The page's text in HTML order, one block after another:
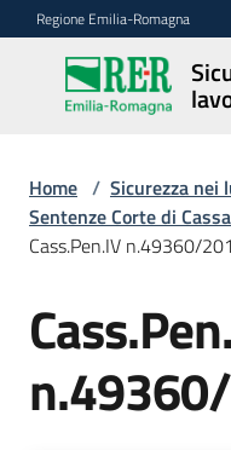
Vai al contenuto
Vai alla navigazione
Vai al footer
Regione Emilia-Romagna
Sicurezza
nei
lavoro
Sicurezza
costruzioni
Home / Sicurezza nei
Sentenze Corte di
Cass.Pen.IV n.49360/